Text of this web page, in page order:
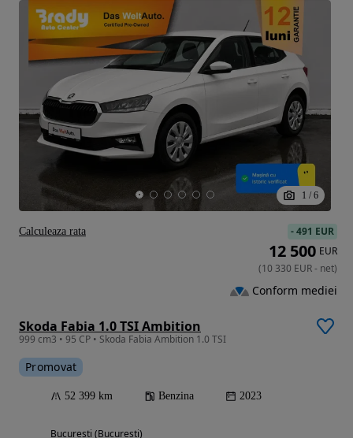
1 / 6
Skoda Fabia 1.0 TSI Ambition
999 cm3 • 95 CP • Skoda Fabia Ambition 1.0 TSI
Promovat
52 399 km Benzina 2023
Bucuresti (Bucuresti)
-491 EUR
12 500 EUR
(10 330 EUR- net)
Conform mediei
Calculeaza rata